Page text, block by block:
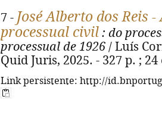
7 - José Alberto dos Reis
processual civil : do
processual de 1926 / Luís
Quid Juris, 2025. - 327 p. ;
Link persistente: http://